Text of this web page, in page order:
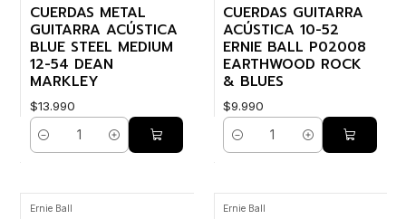
CUERDAS METAL
GUITARRA ACÚSTICA
BLUE STEEL MEDIUM
12-54 DEAN
MARKLEY
$13.990
Cantidad
CUERDAS GUITARRA
ACÚSTICA 10-52
ERNIE BALL P02008
EARTHWOOD ROCK
& BLUES
$9.990
Cantidad
Ernie Ball Ernie Ball